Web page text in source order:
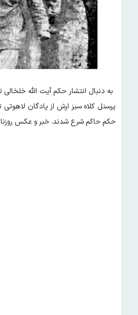
پرسنل کلاه سبز ارش از پادگان لاهوتی
حکم حاکم شرع شدند. خبر و عکس